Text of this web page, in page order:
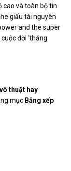
cao và toàn bộ tin
giấu tài nguyên
and the super
đời ‘thăng
thuật hay
mục Bảng xếp